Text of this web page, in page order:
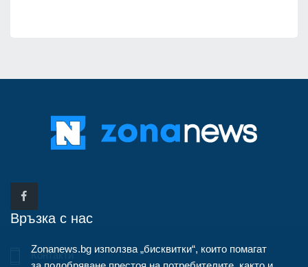
Връзка с нас
Контакти
Zonanews.bg използва „бисквитки“, които помагат